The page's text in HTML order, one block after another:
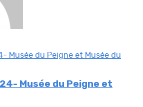
Musée du Peigne et